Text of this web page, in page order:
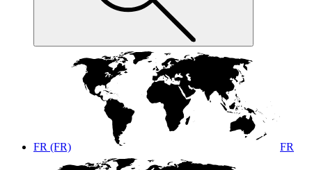
FR (FR) FR